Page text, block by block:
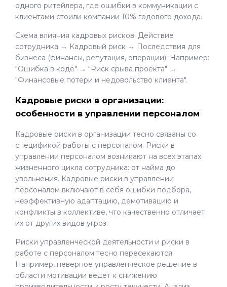
одного ритейлера, где ошибки в коммуникации с
клиентами стоили компании 10% годового дохода.
Схема влияния кадровых рисков: Действие
сотрудника → Кадровый риск → Последствия для
бизнеса (финансы, репутация, операции). Например:
"Ошибка в коде" → "Риск срыва проекта" →
"Финансовые потери и недовольство клиента".
Кадровые риски в организации:
особенности в управлении персоналом
Кадровые риски в организации тесно связаны со
спецификой работы с персоналом. Риски в
управлении персоналом возникают на всех этапах
жизненного цикла сотрудника: от найма до
увольнения. Кадровые риски в управлении
персоналом включают в себя ошибки подбора,
неэффективную адаптацию, демотивацию и
конфликты в коллективе, что качественно отличает
их от других видов угроз.
Риски управленческой деятельности и риски в
работе с персоналом тесно пересекаются.
Например, неверное управленческое решение в
области мотивации ведет к снижению